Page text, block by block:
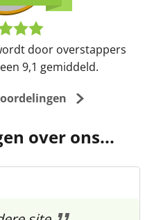
door overstappers
9,1 gemiddeld.
over ons...